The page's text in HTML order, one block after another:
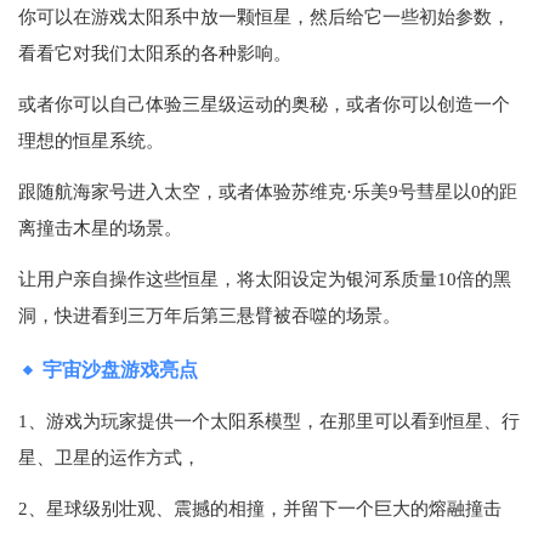
你可以在游戏太阳系中放一颗恒星，然后给它一些初始参数，
看看它对我们太阳系的各种影响。
或者你可以自己体验三星级运动的奥秘，或者你可以创造一个
理想的恒星系统。
跟随航海家号进入太空，或者体验苏维克·乐美9号彗星以0的距
离撞击木星的场景。
让用户亲自操作这些恒星，将太阳设定为银河系质量10倍的黑
洞，快进看到三万年后第三悬臂被吞噬的场景。
宇宙沙盘游戏亮点
1、游戏为玩家提供一个太阳系模型，在那里可以看到恒星、行
星、卫星的运作方式，
2、星球级别壮观、震撼的相撞，并留下一个巨大的熔融撞击